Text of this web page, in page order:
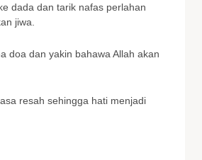
dada dan tarik nafas perlahan
jiwa.
doa dan yakin bahawa Allah akan
resah sehingga hati menjadi